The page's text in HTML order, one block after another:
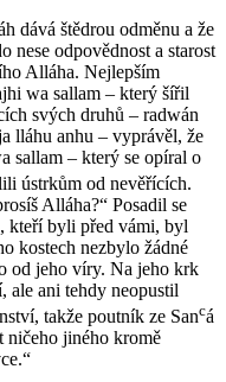
dává štědrou odměnu a že
nese odpovědnost a starost
Alláha. Nejlepším
wa sallam – který šířil
svých druhů – radwán
lláhu anhu – vyprávěl, že
sallam – který se opíral o
ústrkům od nevěřících.
Alláha?“ Posadil se
kteří byli před vámi, byl
kostech nezbylo žádné
od jeho víry. Na jeho krk
ale ani tehdy neopustil
takže poutník ze Sancá
ničeho jiného kromě